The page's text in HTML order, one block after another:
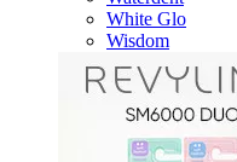
White Glo
Wisdom